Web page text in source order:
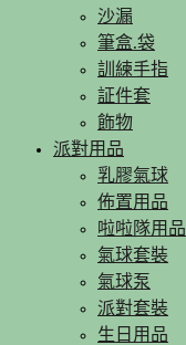
沙漏
筆盒.袋
訓練手指
証件套
飾物
派對用品
乳膠氣球
佈置用品
啦啦隊用品
氣球套裝
氣球泵
派對套裝
生日用品